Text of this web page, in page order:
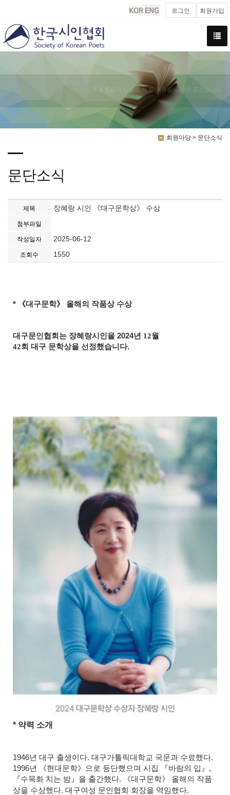
로그인 회원가입
시인협회 회원들의 시집 소개 등 회원들을 위한 공간입니다.
회원마당 > 문단소식
문단소식
제목 장혜랑 시인 《대구문학상》 수상
첨부파일
작성일자 2025-06-12
조회수 1550
* 《대구문학》 올해의 작품상 수상
대구문인협회는 장혜랑시인을 2024년 12월
42회 대구 문학상을 선정했습니다.
* 약력 소개
1946년 대구 출생이다. 대구가톨릭대학교 국문과 수료했다.
1996년 《현대문학》 으로 등단했으며 시집 『바람의 입 』 ,
『 수묵화 치는 밤』 을 출간했다. 《대구문학》 올해의 작품
상을 수상했다. 대구여성 문인협회 회장을 역임했다.